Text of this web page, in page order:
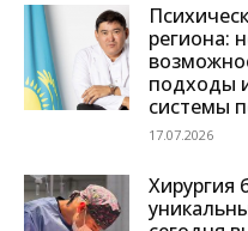
региона:
подходы
системы
17.07.2026
Хирургия